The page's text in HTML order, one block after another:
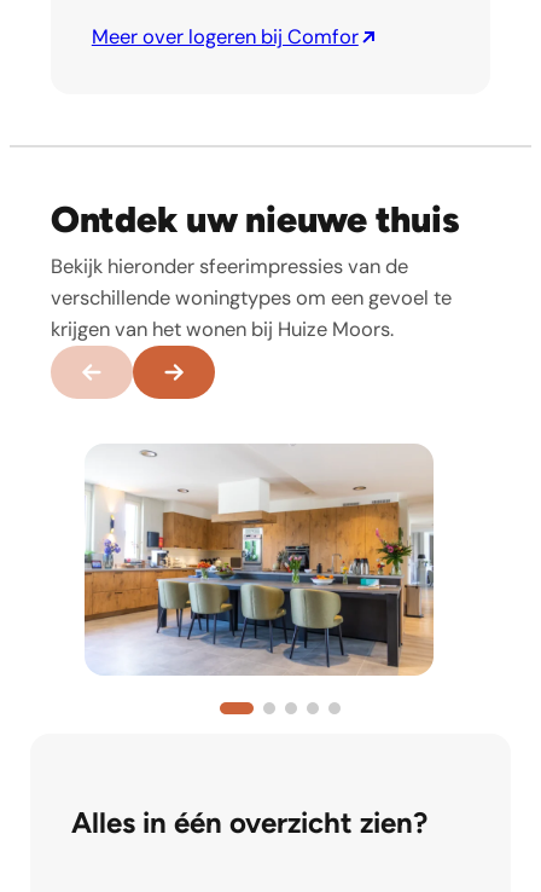
Meer over logeren bij Comfor
Ontdek uw nieuwe thuis
Bekijk hieronder sfeerimpressies van de
verschillende woningtypes om een gevoel te
krijgen van het wonen bij Huize Moors.
Alles in één overzicht zien?